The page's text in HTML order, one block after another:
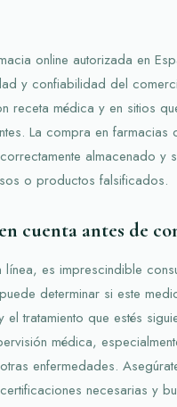
online autorizada en
y confiabilidad del
receta médica y en sitios
La compra en farmacias
almacenado y
o productos falsificados.
cuenta antes de
es imprescindible
determinar si este
el tratamiento que estés
médica,
enfermedades.
necesarias y